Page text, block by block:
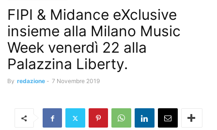
FIPI & Midance eXclusive
insieme alla Milano Music
Week venerdì 22 alla
Palazzina Liberty.
By redazione - 7 Novembre 2019